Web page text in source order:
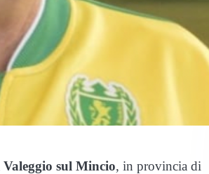
Valeggio sul Mincio, in provincia di